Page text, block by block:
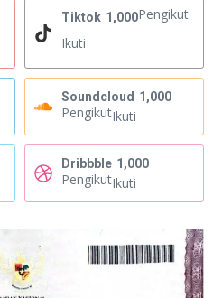
Tiktok 1,000Pengikut
Ikuti
Soundcloud 1,000
PengikutIkuti
Dribbble 1,000
PengikutIkuti